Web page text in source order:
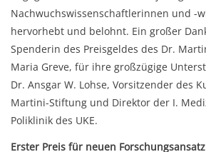
Nachwuchswissenschaftlerinnen und -
hervorhebt und belohnt. Ein großer
Spenderin des Preisgeldes des Dr.
Maria Greve, für ihre großzügige
Dr. Ansgar W. Lohse, Vorsitzender des
Martini-Stiftung und Direktor der I.
Poliklinik des UKE.
Erster Preis für neuen